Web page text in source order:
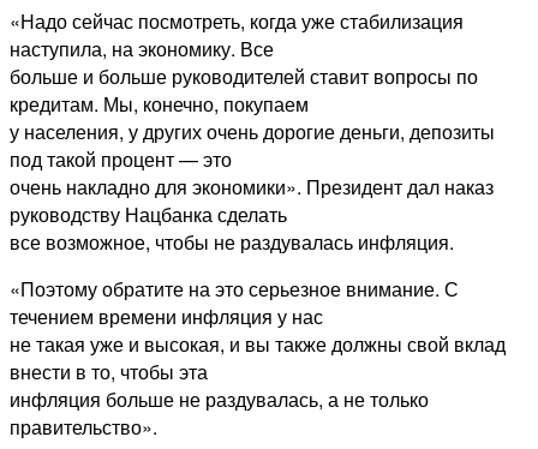
«Надо сейчас посмотреть, когда уже стабилизация
наступила, на экономику. Все
больше и больше руководителей ставит вопросы по
кредитам. Мы, конечно, покупаем
у населения, у других очень дорогие деньги, депозиты
под такой процент — это
очень накладно для экономики». Президент дал наказ
руководству Нацбанка сделать
все возможное, чтобы не раздувалась инфляция.
«Поэтому обратите на это серьезное внимание. С
течением времени инфляция у нас
не такая уже и высокая, и вы также должны свой вклад
внести в то, чтобы эта
инфляция больше не раздувалась, а не только
правительство».